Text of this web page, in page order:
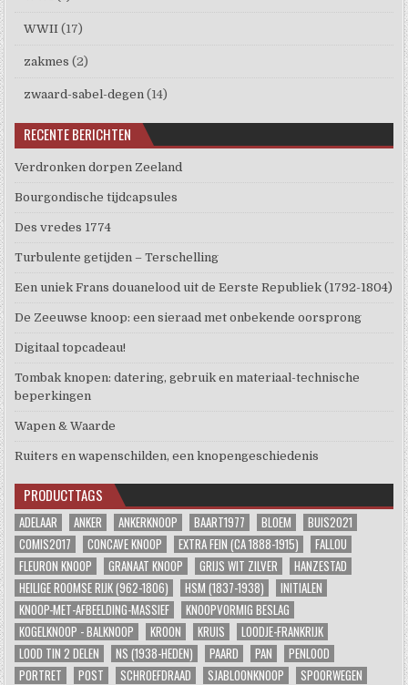
WWII (17)
zakmes (2)
zwaard-sabel-degen (14)
RECENTE BERICHTEN
Verdronken dorpen Zeeland
Bourgondische tijdcapsules
Des vredes 1774
Turbulente getijden – Terschelling
Een uniek Frans douanelood uit de Eerste Republiek (1792-1804)
De Zeeuwse knoop: een sieraad met onbekende oorsprong
Digitaal topcadeau!
Tombak knopen: datering, gebruik en materiaal-technische
beperkingen
Wapen & Waarde
Ruiters en wapenschilden, een knopengeschiedenis
PRODUCTTAGS
ADELAAR ANKER ANKERKNOOP BAART1977 BLOEM
BUIS2021
COMIS2017
CONCAVE KNOOP EXTRA FEIN (CA 1888-1915)
FALLOU
FLEURON KNOOP
GRANAAT KNOOP GRIJS WIT ZILVER
HANZESTAD
HEILIGE ROOMSE RIJK (962-1806)
HSM (1837-1938)
INITIALEN
KNOOP-MET-AFBEELDING-MASSIEF
KNOOPVORMIG BESLAG
KOGELKNOOP - BALKNOOP
KROON KRUIS
LOODJE-FRANKRIJK
LOOD TIN 2 DELEN
NS (1938-HEDEN) PAARD PAN
PENLOOD
PORTRET
POST SCHROEFDRAAD SJABLOONKNOOP SPOORWEGEN